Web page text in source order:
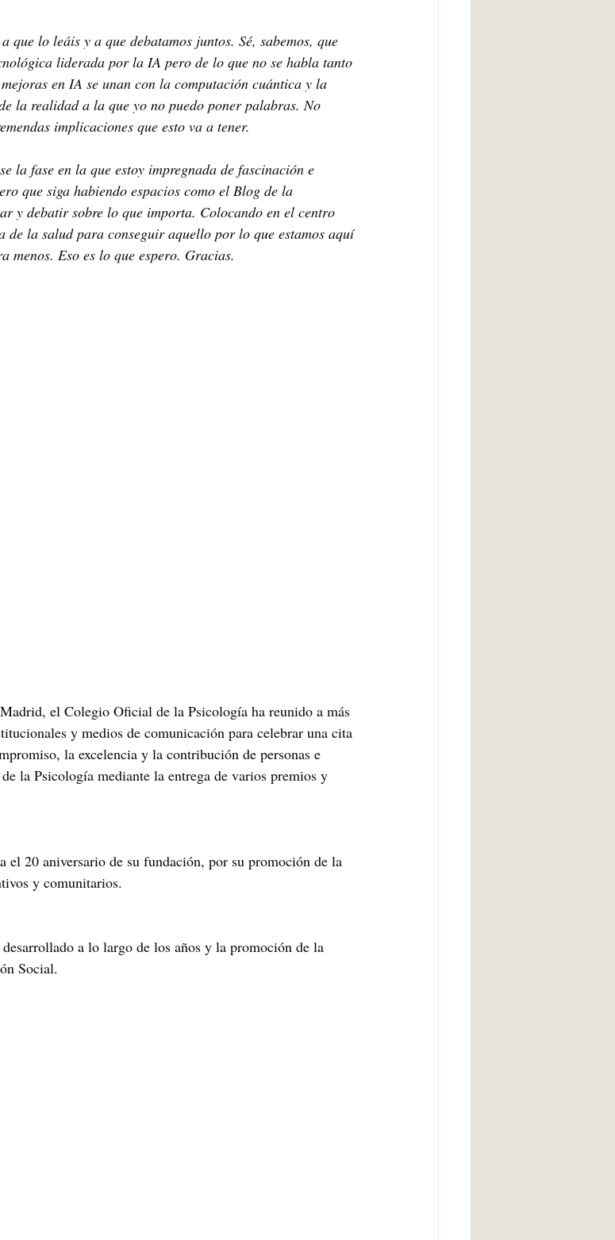
que lo leáis y a que debatamos juntos. Sé, sabemos, que
liderada por la IA pero de lo que no se habla tanto
en IA se unan con la computación cuántica y la
la realidad a la que yo no puedo poner palabras. No
implicaciones que esto va a tener.
la fase en la que estoy impregnada de fascinación e
que siga habiendo espacios como el Blog de la
y debatir sobre lo que importa. Colocando en el centro
de la salud para conseguir aquello por lo que estamos aquí
menos. Eso es lo que espero. Gracias.
el Colegio Oficial de la Psicología ha reunido a más
y medios de comunicación para celebrar una cita
la excelencia y la contribución de personas e
la Psicología mediante la entrega de varios premios y
el 20 aniversario de su fundación, por su promoción de la
y comunitarios.
a lo largo de los años y la promoción de la
Social.